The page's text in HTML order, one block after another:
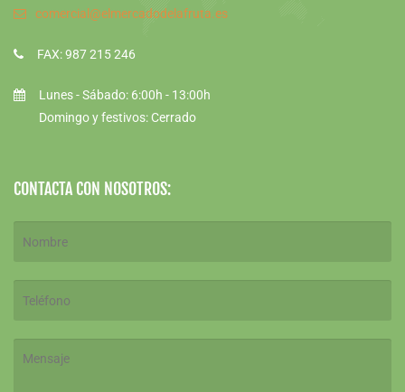
comercial@elmercadodelafruta.es
FAX: 987 215 246
Lunes - Sábado: 6:00h - 13:00h
Domingo y festivos: Cerrado
CONTACTA CON NOSOTROS: